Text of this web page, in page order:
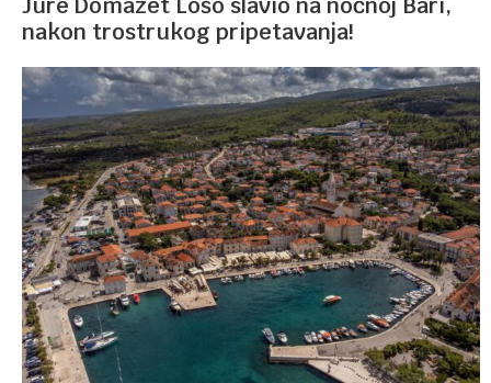
nakon trostrukog pripetavanja!